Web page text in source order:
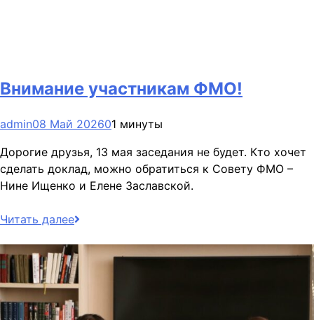
Внимание участникам ФМО!
admin08 Май 202601 минуты
Дорогие друзья, 13 мая заседания не будет. Кто хочет
сделать доклад, можно обратиться к Совету ФМО –
Нине Ищенко и Елене Заславской.
Читать далее